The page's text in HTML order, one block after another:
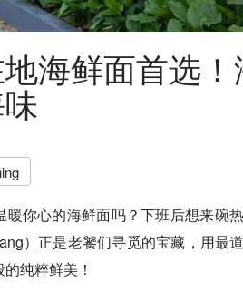
海鲜面首选
暖你心的海鲜面吗？下班后想来碗
）正是老饕们寻觅的宝藏，用最
纯粹鲜美！